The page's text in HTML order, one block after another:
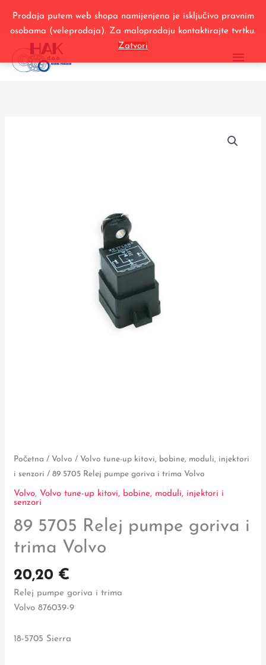
Prodaja putem web shopa namijenjena je isključivo pravnim
osobama (veleprodaja). Za maloprodaju kontaktirajte tvrtku.
Zatvori
Početna / Volvo / Volvo tune-up kitovi, bobine, moduli, injektori
i senzori / 89 5705 Relej pumpe goriva i trima Volvo
Volvo, Volvo tune-up kitovi, bobine, moduli, injektori i
senzori
89 5705 Relej pumpe goriva i
trima Volvo
20,20 €
Relej pumpe goriva i trima
Volvo 876039-9
18-5705 Sierra
pumpe
goriva
trima